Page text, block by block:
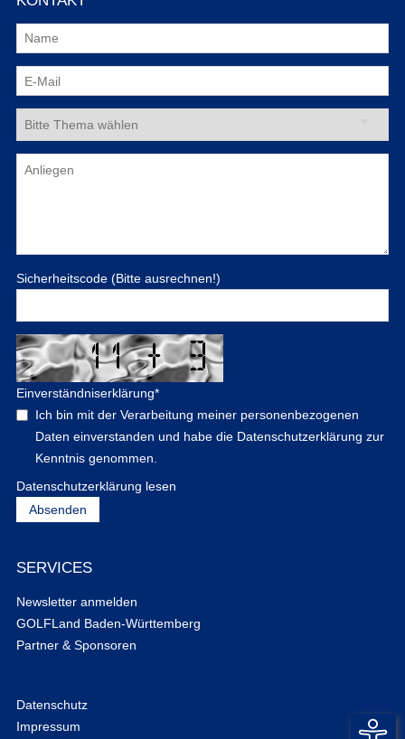
Sicherheitscode (Bitte ausrechnen!)
Einverständniserklärung*
Ich bin mit der Verarbeitung meiner personenbezogenen
Daten einverstanden und habe die Datenschutzerklärung zur
Kenntnis genommen.
Datenschutzerklärung lesen
SERVICES
Newsletter anmelden
GOLFLand Baden-Württemberg
Partner & Sponsoren
Datenschutz
Impressum